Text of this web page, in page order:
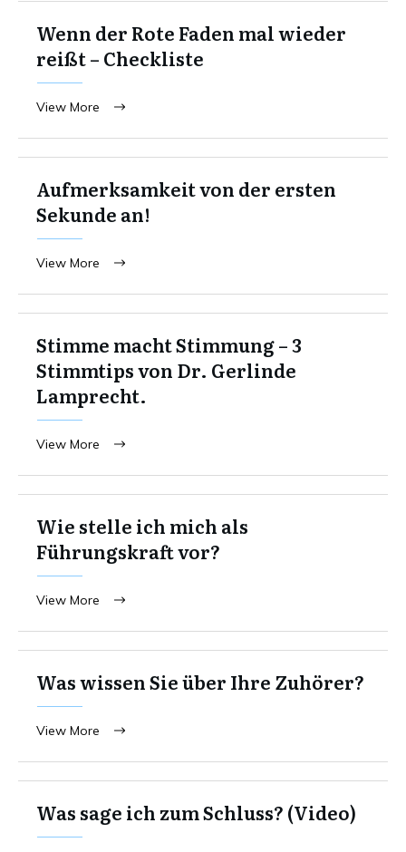
Wenn der Rote Faden mal wieder
reißt – Checkliste
View More
Aufmerksamkeit von der ersten
Sekunde an!
View More
Stimme macht Stimmung – 3
Stimmtips von Dr. Gerlinde
Lamprecht.
View More
Wie stelle ich mich als
Führungskraft vor?
View More
Was wissen Sie über Ihre Zuhörer?
View More
Was sage ich zum Schluss? (Video)